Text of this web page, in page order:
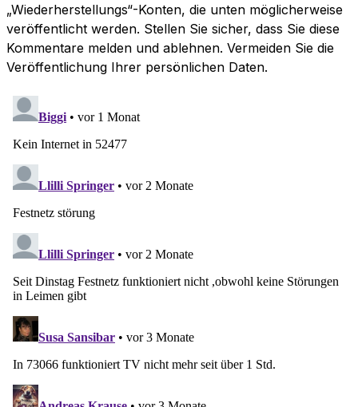
„Wiederherstellungs“-Konten, die unten möglicherweise
veröffentlicht werden. Stellen Sie sicher, dass Sie diese
Kommentare melden und ablehnen. Vermeiden Sie die
Veröffentlichung Ihrer persönlichen Daten.